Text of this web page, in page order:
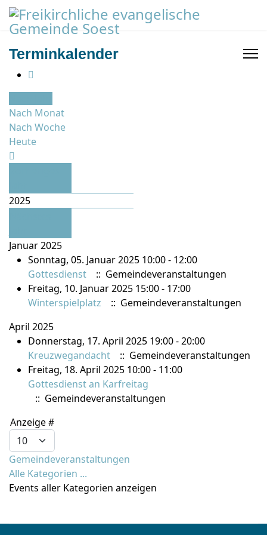
Terminkalender
Nach Monat
Nach Woche
Heute
2025
Januar 2025
Sonntag, 05. Januar 2025 10:00 - 12:00
Gottesdienst
:: Gemeindeveranstaltungen
Freitag, 10. Januar 2025 15:00 - 17:00
Winterspielplatz
:: Gemeindeveranstaltungen
April 2025
Donnerstag, 17. April 2025 19:00 - 20:00
Kreuzwegandacht
:: Gemeindeveranstaltungen
Freitag, 18. April 2025 10:00 - 11:00
Gottesdienst an Karfreitag
:: Gemeindeveranstaltungen
Limite der Paginierungsliste
Anzeige #
Gemeindeveranstaltungen
Alle Kategorien ...
Events aller Kategorien anzeigen